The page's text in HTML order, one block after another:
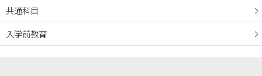
共通科目
入学前教育